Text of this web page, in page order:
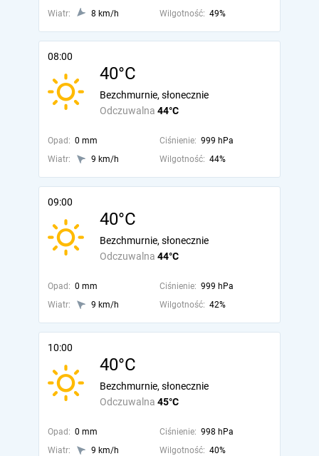
Wiatr: 8 km/h Wilgotność: 49%
08:00
40°C
Odczuwalna 44°C
Bezchmurnie, słonecznie
Opad: 0 mm Ciśnienie: 999 hPa
Wiatr:
9 km/h Wilgotność: 44%
09:00
40°C
Odczuwalna 44°C
Bezchmurnie, słonecznie
Opad: 0 mm Ciśnienie: 999 hPa
Wiatr:
9 km/h Wilgotność: 42%
10:00
40°C
Odczuwalna 45°C
Bezchmurnie, słonecznie
Opad: 0 mm Ciśnienie: 998 hPa
Wiatr:
9 km/h Wilgotność: 40%